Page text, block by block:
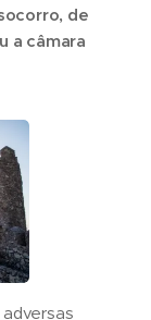
de
a câmara